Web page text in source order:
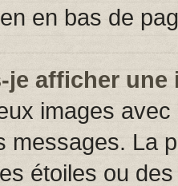
en bas de
afficher une
images
messages. La
étoiles ou